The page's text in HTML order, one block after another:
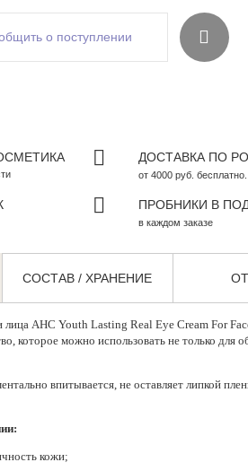
о поступлении
ДОСТАВКА ПО
от 4000 руб.
ПРОБНИКИ В
в каждом заказе
СОСТАВ / ХРАНЕНИЕ
лицаAHC Youth Lasting Real Eye Cream For
которое можно использовать не только для
впитывается, не оставляет липкой
кожи;